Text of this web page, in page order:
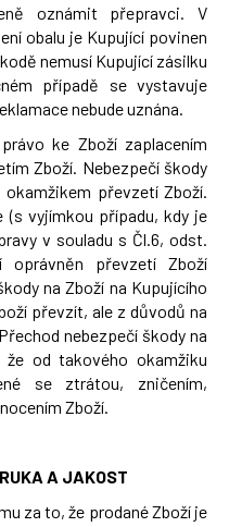
oznámit přepravci. V
obalu je Kupující povinen
nemusí Kupující zásilku
případě se vystavuje
nebude uznána.
ke Zboží zaplacením
Zboží. Nebezpečí škody
převzetí Zboží.
(s vyjímkou případu, kdy je
v souladu s Čl.6, odst.
oprávněn převzetí Zboží
na Zboží na Kupujícího
převzít, ale z důvodů na
nebezpečí škody na
že od takového okamžiku
se ztrátou, zničením,
Zboží.
A JAKOST
za to, že prodané Zboží je